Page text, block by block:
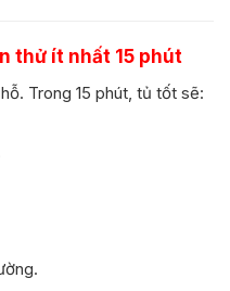
thử ít nhất 15 phút
Trong 15 phút, tủ tốt sẽ: